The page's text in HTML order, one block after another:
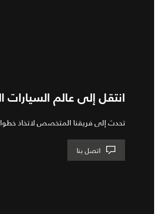
انتقل إلى عالم السيارات
تحدث إلى فريقنا المتخصص لاتخاذ
اتصل بنا